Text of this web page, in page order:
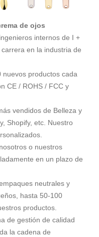
de ojos
internos de I +
en la industria de
productos cada
CE / ROHS / FCC y
vendidos de Belleza y
Shopify, etc. Nuestro
o nuestros
en un plazo de
neutrales y
hasta 50-100
productos.
de gestión de calidad
la cadena de